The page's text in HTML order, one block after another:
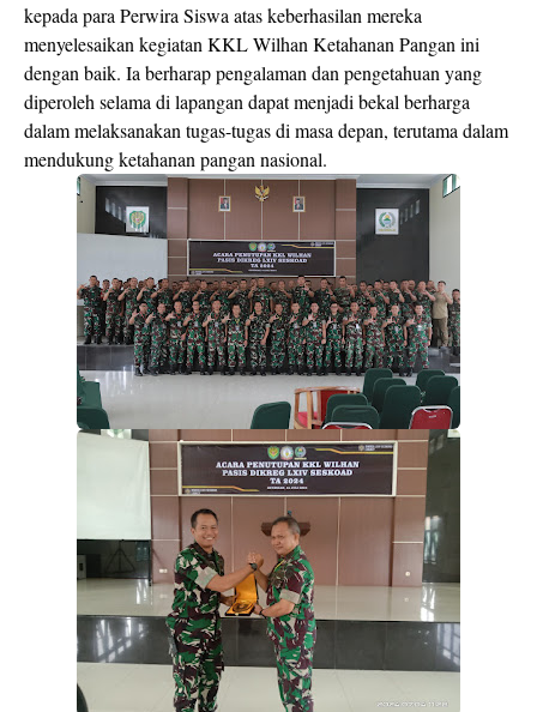
kepada para Perwira Siswa atas keberhasilan mereka
menyelesaikan kegiatan KKL Wilhan Ketahanan Pangan ini
dengan baik. Ia berharap pengalaman dan pengetahuan yang
diperoleh selama di lapangan dapat menjadi bekal berharga
dalam melaksanakan tugas-tugas di masa depan, terutama dalam
mendukung ketahanan pangan nasional.